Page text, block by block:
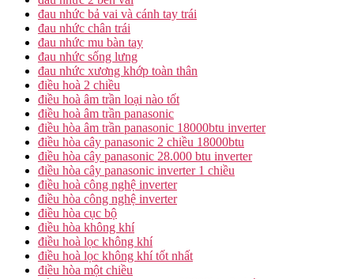
đau nhức bả vai và cánh tay trái
đau nhức chân trái
đau nhức mu bàn tay
đau nhức sống lưng
đau nhức xương khớp toàn thân
điều hoà 2 chiều
điều hoà âm trần loại nào tốt
điều hoà âm trần panasonic
điều hòa âm trần panasonic 18000btu inverter
điều hòa cây panasonic 2 chiều 18000btu
điều hòa cây panasonic 28.000 btu inverter
điều hòa cây panasonic inverter 1 chiều
điều hoà công nghệ inverter
điều hòa công nghệ inverter
điều hòa cục bộ
điều hòa không khí
điều hoà lọc không khí
điều hoà lọc không khí tốt nhất
điều hòa một chiều